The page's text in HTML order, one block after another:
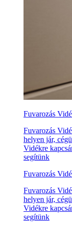
Fuvarozás
Fuvarozás
helyen jár,
Vidékre
segítünk
Fuvarozás
Fuvarozás
helyen jár,
Vidékre
segítünk